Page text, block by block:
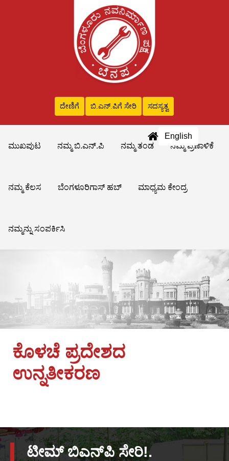
ದೇಣಿಗೆ ಬಿ.ಎನ್‌.ಪಿಗೆ ಸೇರಿ ಸದಸ್ಯತ್ವ
English
ಮುಖಪುಟ
ನಮ್ಮ ಬಿ.ಎನ್.ಪಿ ನಮ್ಮ ತಂಡ ನಮ್ಮ ಪ್ರಣಾಳಿಕೆ
ನಮ್ಮ ಕೆಲಸ ಬೆಂಗಳೂರಿಗಾಸ್ ಹಬ್ ಮಾಧ್ಯಮ ಕೇಂದ್ರ
ನಮ್ಮನ್ನು ಸಂಪರ್ಕಿಸಿ
ಕೊಳಚೆ ಪ್ರದೇಶದ
ಉನ್ನತೀಕರಣ
ಟೀಮ್ ಬಿಎನ್‌ಪಿ ಸೇರಿ!.